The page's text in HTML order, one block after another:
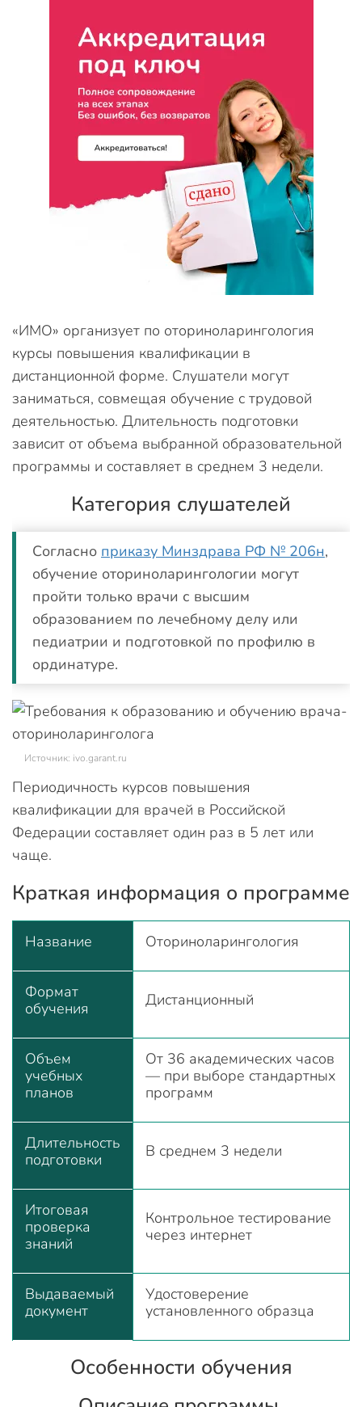
«ИМО» организует по оториноларингология
курсы повышения квалификации в
дистанционной форме. Слушатели могут
заниматься, совмещая обучение с трудовой
деятельностью. Длительность подготовки
зависит от объема выбранной образовательной
программы и составляет в среднем 3 недели.
Категория слушателей
Согласно приказу Минздрава РФ № 206н,
обучение оториноларингологии могут
пройти только врачи с высшим
образованием по лечебному делу или
педиатрии и подготовкой по профилю в
ординатуре.
Источник: ivo.garant.ru
Периодичность курсов повышения
квалификации для врачей в Российской
Федерации составляет один раз в 5 лет или
чаще.
Краткая информация о программе
Название Оториноларингология
Формат
обучения
Дистанционный
Объем
учебных
планов
От 36 академических часов
— при выборе стандартных
программ
Длительность
подготовки
В среднем 3 недели
Итоговая
проверка
знаний
Контрольное тестирование
через интернет
Выдаваемый
документ
Удостоверение
установленного образца
Особенности обучения